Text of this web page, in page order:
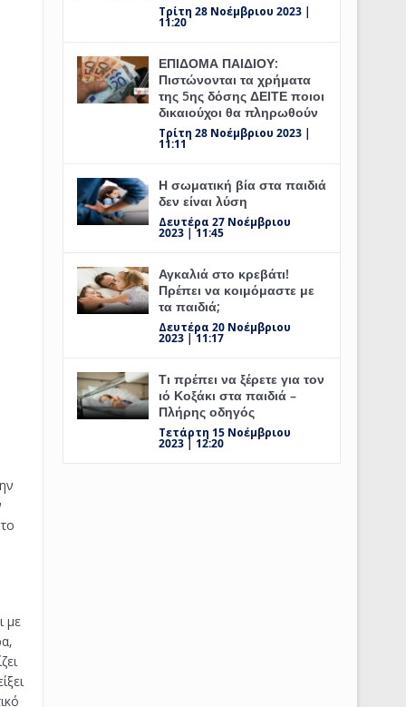
με
Τρίτη 28 Νοέμβριου 2023 |
11:20
ΕΠΙΔΟΜΑ ΠΑΙΔΙΟΥ:
Πιστώνονται τα χρήματα
της 5ης δόσης ΔΕΙΤΕ ποιοι
δικαιούχοι θα πληρωθούν
Τρίτη 28 Νοέμβριου 2023 |
11:11
Η σωματική βία στα παιδιά
δεν είναι λύση
Δευτέρα 27 Νοέμβριου
2023 | 11:45
Αγκαλιά στο κρεβάτι!
Πρέπει να κοιμόμαστε με
τα παιδιά;
Δευτέρα 20 Νοέμβριου
2023 | 11:17
Τι πρέπει να ξέρετε για τον
ιό Κοξάκι στα παιδιά –
Πλήρης οδηγός
Τετάρτη 15 Νοέμβριου
2023 | 12:20